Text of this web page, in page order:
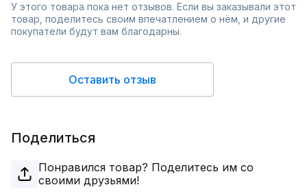
У этого товара пока нет отзывов. Если вы заказывали этот
товар, поделитесь своим впечатлением о нём, и другие
покупатели будут вам благодарны.
Оставить отзыв
Поделиться
Понравился товар? Поделитесь им со
своими друзьями!